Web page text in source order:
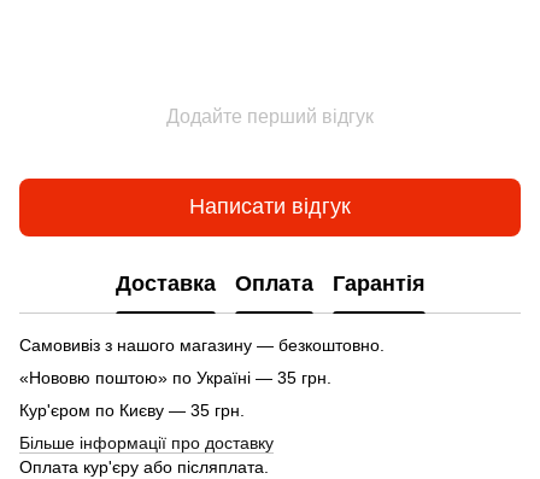
Додайте перший відгук
Написати відгук
Доставка Оплата Гарантія
Самовивіз з нашого магазину — безкоштовно.
«Нововю поштою» по Україні — 35 грн.
Кур'єром по Києву — 35 грн.
Більше інформації про доставку
Оплата кур'єру або післяплата.